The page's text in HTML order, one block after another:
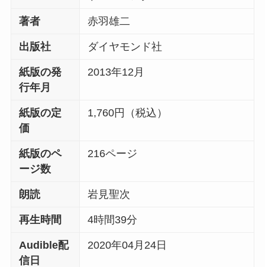
著者 赤羽雄二
出版社 ダイヤモンド社
紙版の発
行年月
2013年12月
紙版の定
価
1,760円（税込）
紙版のペ
ージ数
216ページ
朗読 岩見聖次
再生時間 4時間39分
Audible配
信日
2020年04月24日